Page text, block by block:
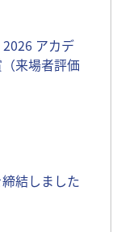
2026 アカデ
来場者評価
結しました